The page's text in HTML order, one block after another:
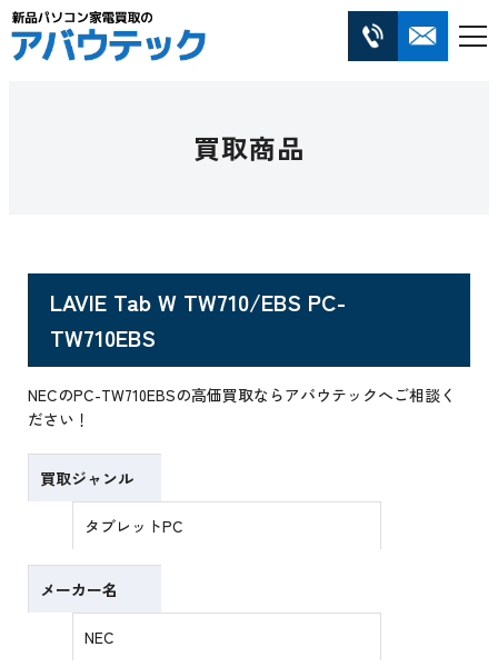
買取商品
LAVIE Tab W TW710/EBS PC-
TW710EBS
NECのPC-TW710EBSの高価買取ならアバウテックへご相談く
ださい！
買取ジャンル
タブレットPC
メーカー名
NEC